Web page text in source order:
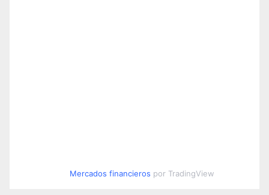
Mercados financieros por TradingView